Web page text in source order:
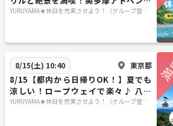
ャーラフティング✨🏞️
YURUYAMA★休日を充実させよう！（グループ登山
8/15(土) 10:40 東京都
8/15【都内から日帰りOK！】夏でも
涼しい！ロープウェイで楽々♪ 八ヶ
岳・坪庭＆縞枯山絶景ハイキング
YURUYAMA★休日を充実させよう！（グループ登山